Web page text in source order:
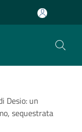
Desio: un
sequestrata